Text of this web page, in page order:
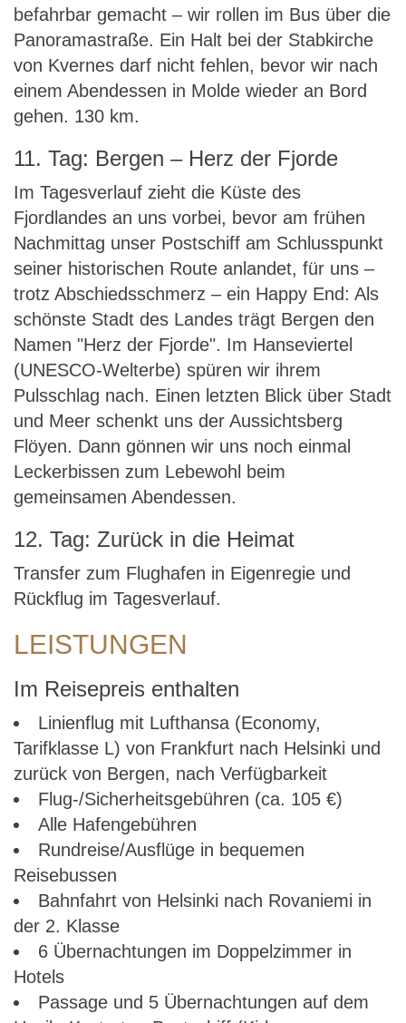
befahrbar gemacht – wir rollen im Bus über die
Panoramastraße. Ein Halt bei der Stabkirche
von Kvernes darf nicht fehlen, bevor wir nach
einem Abendessen in Molde wieder an Bord
gehen. 130 km.
11. Tag: Bergen – Herz der Fjorde
Im Tagesverlauf zieht die Küste des
Fjordlandes an uns vorbei, bevor am frühen
Nachmittag unser Postschiff am Schlusspunkt
seiner historischen Route anlandet, für uns –
trotz Abschiedsschmerz – ein Happy End: Als
schönste Stadt des Landes trägt Bergen den
Namen "Herz der Fjorde". Im Hanseviertel
(UNESCO-Welterbe) spüren wir ihrem
Pulsschlag nach. Einen letzten Blick über Stadt
und Meer schenkt uns der Aussichtsberg
Flöyen. Dann gönnen wir uns noch einmal
Leckerbissen zum Lebewohl beim
gemeinsamen Abendessen.
12. Tag: Zurück in die Heimat
Transfer zum Flughafen in Eigenregie und
Rückflug im Tagesverlauf.
LEISTUNGEN
Im Reisepreis enthalten
Linienflug mit Lufthansa (Economy,
Tarifklasse L) von Frankfurt nach Helsinki und
zurück von Bergen, nach Verfügbarkeit
Flug-/Sicherheitsgebühren (ca. 105 €)
Alle Hafengebühren
Rundreise/Ausflüge in bequemen
Reisebussen
Bahnfahrt von Helsinki nach Rovaniemi in
der 2. Klasse
6 Übernachtungen im Doppelzimmer in
Hotels
Passage und 5 Übernachtungen auf dem